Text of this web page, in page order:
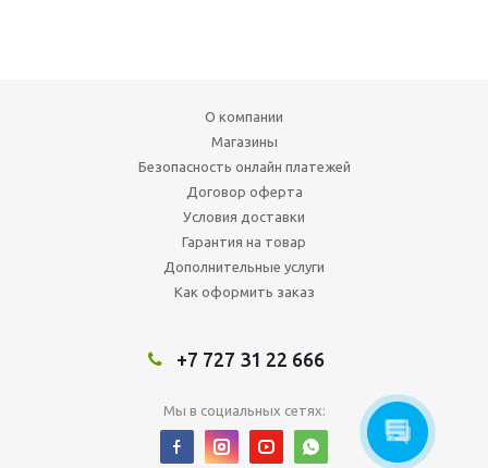
О компании
Магазины
Безопасность онлайн платежей
Договор оферта
Условия доставки
Гарантия на товар
Дополнительные услуги
Как оформить заказ
+7 727 31 22 666
Мы в социальных сетях: